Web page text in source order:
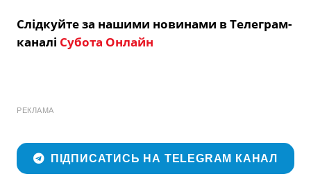
Слідкуйте за нашими новинами в Телеграм-
каналі Субота Онлайн
РЕКЛАМА
ПІДПИСАТИСЬ НА TELEGRAM КАНАЛ